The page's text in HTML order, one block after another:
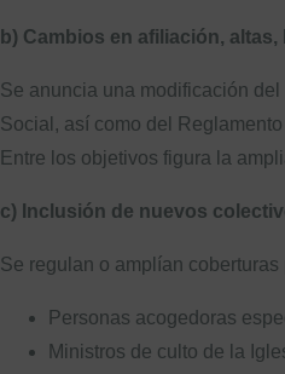
b) Cambios en afiliación,
Se anuncia una modificación
Social, así como del
Entre los objetivos figura la
c) Inclusión de nuevos
Se regulan o amplían
Personas acogedoras
Ministros de culto de la